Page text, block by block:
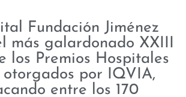
Fundación Jiménez
más galardonado XXIII
los Premios Hospitales
otorgados por IQVIA,
entre los 170